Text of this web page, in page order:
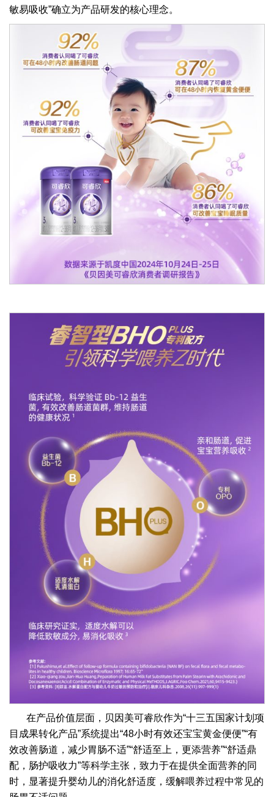
敏易吸收”确立为产品研发的核心理念。
在产品价值层面，贝因美可睿欣作为“十三五国家计划项
目成果转化产品”系统提出“48小时有效还宝宝黄金便便”“有
效改善肠道，减少胃肠不适”“舒适至上，更添营养”“舒适鼎
配，肠护吸收力”等科学主张，致力于在提供全面营养的同
时，显著提升婴幼儿的消化舒适度，缓解喂养过程中常见的